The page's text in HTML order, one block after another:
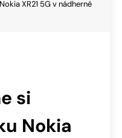
XR21 5G v nádherné
si
Nokia